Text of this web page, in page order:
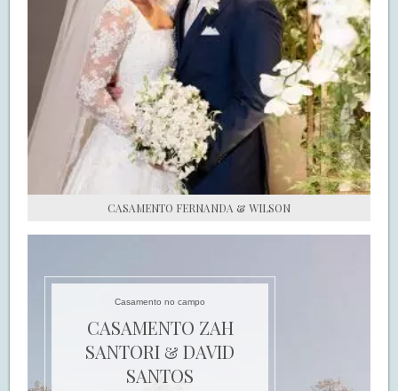
CASAMENTO FERNANDA & WILSON
Casamento no campo
CASAMENTO ZAH
SANTORI & DAVID
SANTOS